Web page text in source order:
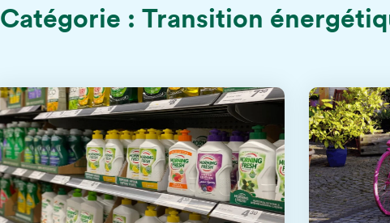
Catégorie : Transition